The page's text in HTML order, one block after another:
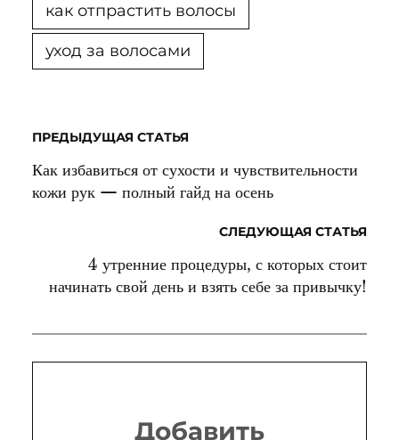
как отпрастить волосы
уход за волосами
ПРЕДЫДУЩАЯ СТАТЬЯ
Как избавиться от сухости и чувствительности
кожи рук — полный гайд на осень
СЛЕДУЮЩАЯ СТАТЬЯ
4 утренние процедуры, с которых стоит
начинать свой день и взять себе за привычку!
Добавить